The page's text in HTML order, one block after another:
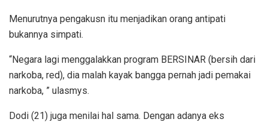
Menurutnya pengakusn itu menjadikan orang antipati
bukannya simpati.
“Negara lagi menggalakkan program BERSINAR (bersih dari
narkoba, red), dia malah kayak bangga pernah jadi pemakai
narkoba, ” ulasmys.
Dodi (21) juga menilai hal sama. Dengan adanya eks